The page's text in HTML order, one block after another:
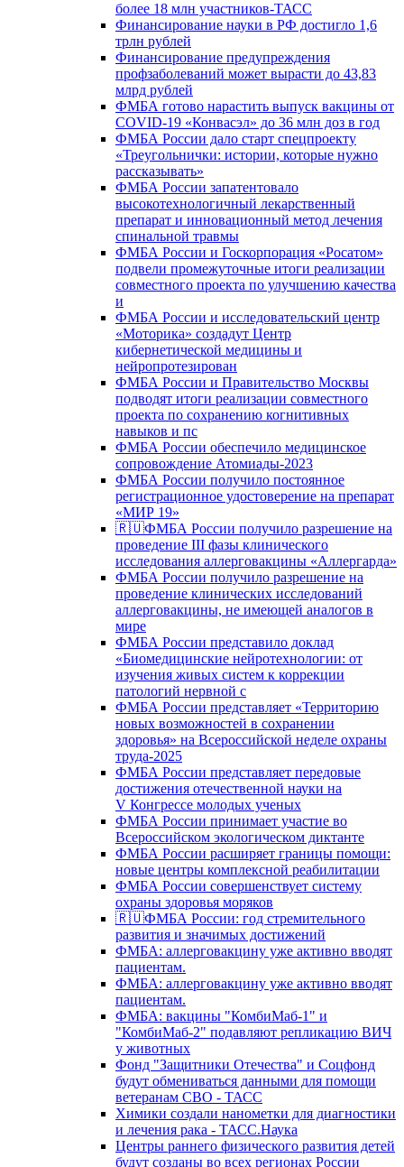
более 18 млн участников-ТАСС
Финансирование науки в РФ достигло 1,6
трлн рублей
Финансирование предупреждения
профзаболеваний может вырасти до 43,83
млрд рублей
ФМБА готово нарастить выпуск вакцины от
COVID-19 «Конвасэл» до 36 млн доз в год
ФМБА России дало старт спецпроекту
«Треугольнички: истории, которые нужно
рассказывать»
ФМБА России запатентовало
высокотехнологичный лекарственный
препарат и инновационный метод лечения
спинальной травмы
ФМБА России и Госкорпорация «Росатом»
подвели промежуточные итоги реализации
совместного проекта по улучшению качества
и
ФМБА России и исследовательский центр
«Моторика» создадут Центр
кибернетической медицины и
нейропротезирован
ФМБА России и Правительство Москвы
подводят итоги реализации совместного
проекта по сохранению когнитивных
навыков и пс
ФМБА России обеспечило медицинское
сопровождение Атомиады-2023
ФМБА России получило постоянное
регистрационное удостоверение на препарат
«МИР 19»
🇷🇺ФМБА России получило разрешение на
проведение III фазы клинического
исследования аллерговакцины «Аллергарда»
ФМБА России получило разрешение на
проведение клинических исследований
аллерговакцины, не имеющей аналогов в
мире
ФМБА России представило доклад
«Биомедицинские нейротехнологии: от
изучения живых систем к коррекции
патологий нервной с
ФМБА России представляет «Территорию
новых возможностей в сохранении
здоровья» на Всероссийской неделе охраны
труда-2025
ФМБА России представляет передовые
достижения отечественной науки на
V Конгрессе молодых ученых
ФМБА России принимает участие во
Всероссийском экологическом диктанте
ФМБА России расширяет границы помощи:
новые центры комплексной реабилитации
ФМБА России совершенствует систему
охраны здоровья моряков
🇷🇺ФМБА России: год стремительного
развития и значимых достижений
ФМБА: аллерговакцину уже активно вводят
пациентам.
ФМБА: аллерговакцину уже активно вводят
пациентам.
ФМБА: вакцины "КомбиМаб-1" и
"КомбиМаб-2" подавляют репликацию ВИЧ
у животных
Фонд "Защитники Отечества" и Соцфонд
будут обмениваться данными для помощи
ветеранам СВО - ТАСС
Химики создали нанометки для диагностики
и лечения рака - ТАСС.Наука
Центры раннего физического развития детей
будут созданы во всех регионах России